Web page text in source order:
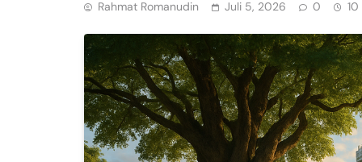
Rahmat Romanudin Juli 5, 2026 0